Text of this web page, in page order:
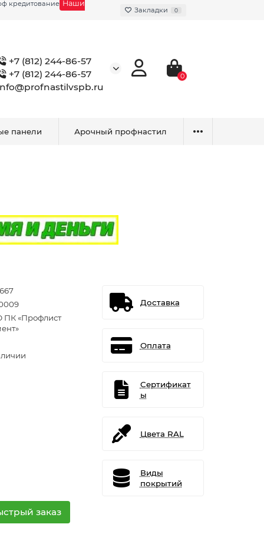
кредитование Наши
Закладки 0
+7 (812) 244-86-57
+7 (812) 244-86-57
0
панели Арочный профнастил
«Профлист
заказ
Доставка
Оплата
Сертификат
ы
Цвета RAL
Виды
покрытий